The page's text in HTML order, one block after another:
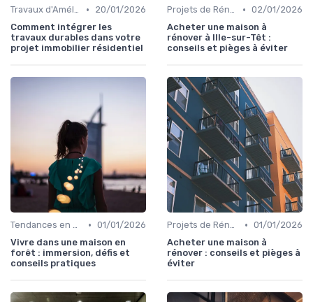
Travaux d'Amélioration Énergétique •
20/01/2026
Comment intégrer les
travaux durables dans votre
projet immobilier résidentiel
Projets de Rénovation • 02/01/2026
Acheter une maison à
rénover à Ille-sur-Têt :
conseils et pièges à éviter
Tendances en Aménagement Domestique • 01/01/2026
Vivre dans une maison en
forêt : immersion, défis et
conseils pratiques
Projets de Rénovation • 01/01/2026
Acheter une maison à
rénover : conseils et pièges à
éviter